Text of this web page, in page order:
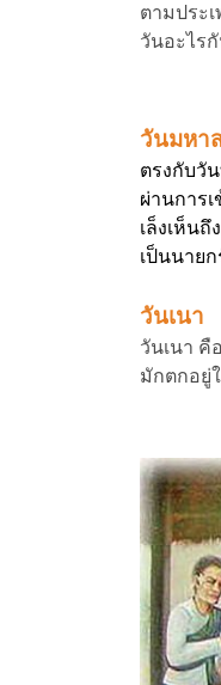
ตามประ
วันอะไร
วันมหา
ตรงกับวั
ผ่านการ
เล็งเห็น
เป็นนาย
วันเนา
วันเนา
มักตกอยู่